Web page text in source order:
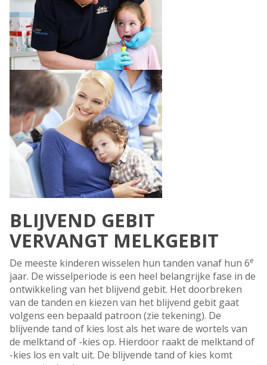
BLIJVEND GEBIT
VERVANGT MELKGEBIT
De meeste kinderen wisselen hun tanden vanaf hun 6e
jaar. De wisselperiode is een heel belangrijke fase in de
ontwikkeling van het blijvend gebit. Het doorbreken
van de tanden en kiezen van het blijvend gebit gaat
volgens een bepaald patroon (zie tekening). De
blijvende tand of kies lost als het ware de wortels van
de melktand of -kies op. Hierdoor raakt de melktand of
-kies los en valt uit. De blijvende tand of kies komt